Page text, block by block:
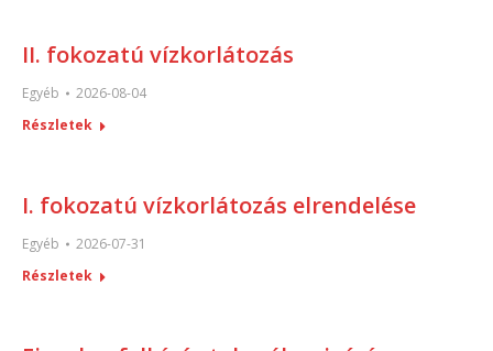
II. fokozatú vízkorlátozás
Egyéb
2026-08-04
Részletek
I. fokozatú vízkorlátozás elrendelése
Egyéb
2026-07-31
Részletek